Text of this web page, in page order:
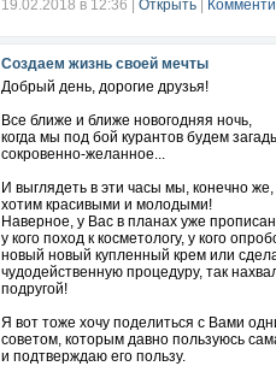
До завтра и всех Вам благ, дорогие мои!
19.02.2018 в 12:36
Открыть
Создаем жизнь своей мечты
Добрый день, дорогие друзья!
Все ближе и ближе новогодняя ночь,
когда мы под бой курантов будем
сокровенно-желанное...
И выглядеть в эти часы мы, конечно же,
хотим красивыми и молодыми!
Наверное, у Вас в планах уже
у кого поход к косметологу, у кого
новый новый купленный крем или
чудодейственную процедуру, так
подругой!
Я вот тоже хочу поделиться с Вами
советом, которым давно пользуюсь
и подтверждаю его пользу.